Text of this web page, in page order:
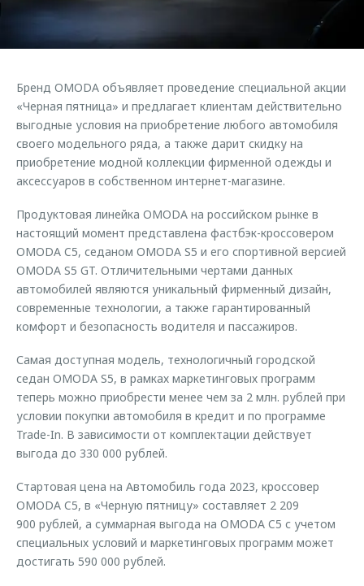
Страхование
Кредитный калькулятор
Одежда и сувениры
Оригинальные аксессуары
Запчасти
Трейд-ин
Калькулятор трейд-ин
Клиентская поддержка
O&J Автоклуб
Приложение O&J
Аксессуары
Одежда и сувениры
Оригинальные аксессуары
Запчасти
Бренд OMODA объявляет проведение специальной акции
«Черная пятница» и предлагает клиентам действительно
выгодные условия на приобретение любого автомобиля
своего модельного ряда, а также дарит скидку на
приобретение модной коллекции фирменной одежды и
аксессуаров в собственном интернет-магазине.
Продуктовая линейка OMODA на российском рынке в
настоящий момент представлена фастбэк-кроссовером
OMODA C5, седаном OMODA S5 и его спортивной версией
OMODA S5 GT. Отличительными чертами данных
автомобилей являются уникальный фирменный дизайн,
современные технологии, а также гарантированный
комфорт и безопасность водителя и пассажиров.
Самая доступная модель, технологичный городской
седан OMODA S5, в рамках маркетинговых программ
теперь можно приобрести менее чем за 2 млн. рублей при
условии покупки автомобиля в кредит и по программе
Trade-In. В зависимости от комплектации действует
выгода до 330 000 рублей.
Стартовая цена на Автомобиль года 2023, кроссовер
OMODA C5, в «Черную пятницу» составляет 2 209
900 рублей, а суммарная выгода на OMODA C5 с учетом
специальных условий и маркетинговых программ может
достигать 590 000 рублей.